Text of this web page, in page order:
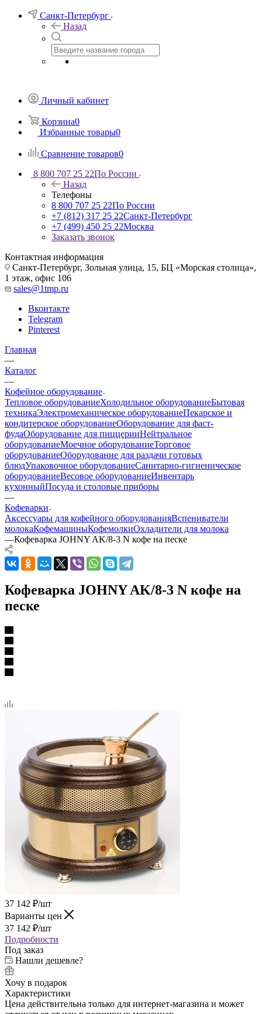
Санкт-Петербург
Назад
Личный кабинет
Корзина0
Избранные товары0
Сравнение товаров0
8 800 707 25 22По России
Назад
Телефоны
8 800 707 25 22По России
+7 (812) 317 25 22Санкт-Петербург
+7 (499) 450 25 22Москва
Заказать звонок
Контактная информация
Санкт-Петербург, Зольная улица, 15, БЦ «Морская столица»,
1 этаж, офис 106
sales@1tmp.ru
Вконтакте
Telegram
Pinterest
Главная
—
Каталог
—
Кофейное оборудование
Тепловое оборудованиеХолодильное оборудованиеБытовая
техникаЭлектромеханическое оборудованиеПекарское и
кондитерское оборудованиеОборудование для фаст-
фудаОборудование для пиццерииНейтральное
оборудованиеМоечное оборудованиеТорговое
оборудованиеОборудование для раздачи готовых
блюдУпаковочное оборудованиеСанитарно-гигиеническое
оборудованиеВесовое оборудованиеИнвентарь
кухонныйПосуда и столовые приборы
—
Кофеварки
Аксессуары для кофейного оборудованияВспениватели
молокаКофемашиныКофемолкиОхладители для молока
—Кофеварка JOHNY AK/8-3 N кофе на песке
Кофеварка JOHNY AK/8-3 N кофе на
песке
37 142 ₽/шт
Варианты цен
37 142 ₽/шт
Подробности
Под заказ
Нашли дешевле?
Хочу в подарок
Характеристики
Цена действительна только для интернет-магазина и может